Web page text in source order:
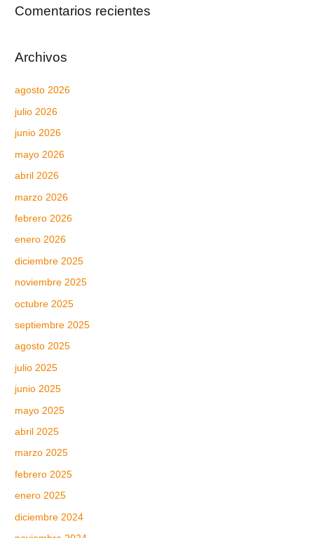
Comentarios recientes
Archivos
agosto 2026
julio 2026
junio 2026
mayo 2026
abril 2026
marzo 2026
febrero 2026
enero 2026
diciembre 2025
noviembre 2025
octubre 2025
septiembre 2025
agosto 2025
julio 2025
junio 2025
mayo 2025
abril 2025
marzo 2025
febrero 2025
enero 2025
diciembre 2024